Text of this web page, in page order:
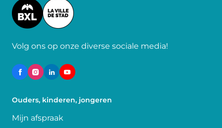
Image
Volg ons op onze diverse sociale media!
Ouders, kinderen, jongeren
Mijn afspraak